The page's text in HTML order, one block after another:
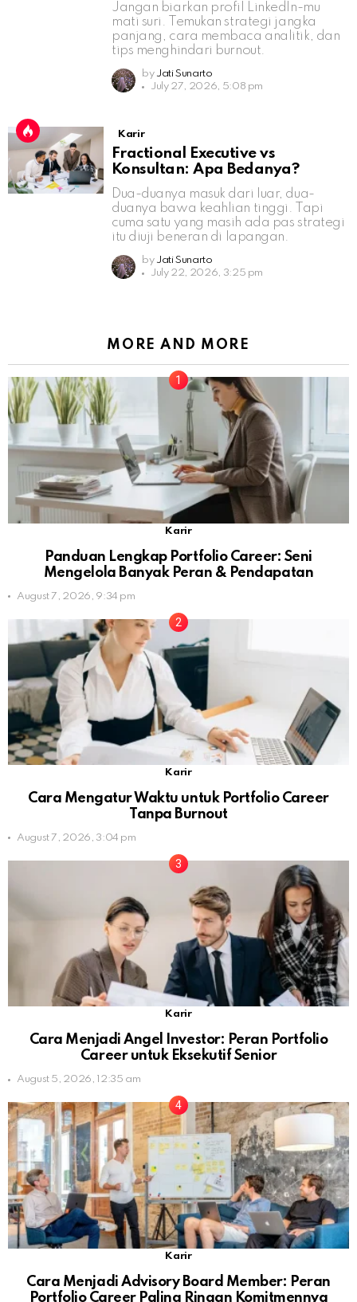
Jangan biarkan profil LinkedIn-mu
mati suri. Temukan strategi jangka
panjang, cara membaca analitik, dan
tips menghindari burnout.
by Jati Sunarto
July 27, 2026, 5:08 pm
Karir
Fractional Executive vs
Konsultan: Apa Bedanya?
Dua-duanya masuk dari luar, dua-
duanya bawa keahlian tinggi. Tapi
cuma satu yang masih ada pas strategi
itu diuji beneran di lapangan.
by Jati Sunarto
July 22, 2026, 3:25 pm
MORE AND MORE
Karir
Panduan Lengkap Portfolio Career: Seni
Mengelola Banyak Peran & Pendapatan
August 7, 2026, 9:34 pm
Karir
Cara Mengatur Waktu untuk Portfolio Career
Tanpa Burnout
August 7, 2026, 3:04 pm
Karir
Cara Menjadi Angel Investor: Peran Portfolio
Career untuk Eksekutif Senior
August 5, 2026, 12:35 am
Karir
Cara Menjadi Advisory Board Member: Peran
Portfolio Career Paling Ringan Komitmennya